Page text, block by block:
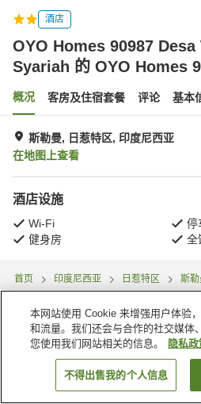
酒店
OYO Homes 90987
Syariah 的 OYO Homes
甘伊斯蘭教
概况 客房及住宿套餐 评论 基本
斯勒曼, 日惹特区, 印度尼西亚
在地图上查看
酒店设施
Wi-Fi
停
健身房
全
首页 印度尼西亚 日惹特区
斯勒
OYO Homes 90987 Desa Wisata
德薩旅遊加布甘伊斯蘭教
搜索客房
本网站使用 Cookie 来增强用户体验
和流量。我们还会与合作的社交媒体
您使用我们网站相关的信息。
隐私政
不得出售我的个人信息